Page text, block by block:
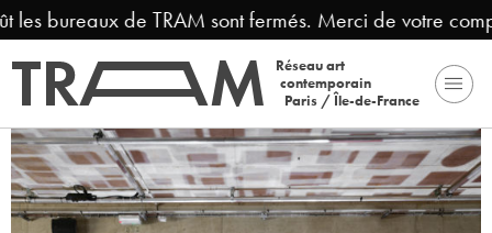
bureaux de TRAM sont fermés. Merci de votre
Réseau art
contemporain
Paris / Île-de-France